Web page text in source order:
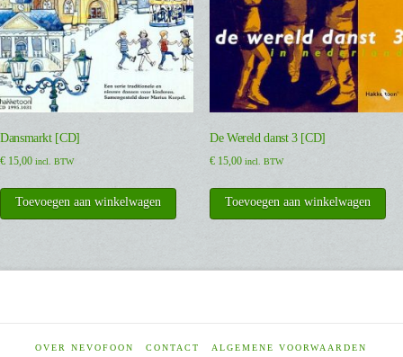
Dansmarkt [CD]
€ 15,00 incl. BTW
Toevoegen aan winkelwagen
De Wereld danst 3 [CD]
€15,00 incl. BTW
Toevoegen aan winkelwagen
OVER NEVOFOON CONTACT ALGEMENE VOORWAARDEN